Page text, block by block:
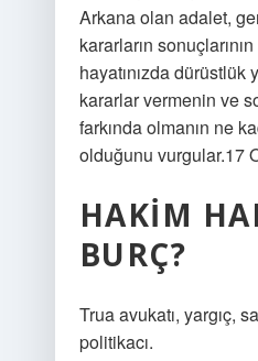
Arkana olan adalet,
kararların
hayatınızda dürüstlük
kararlar vermenin ve
farkında olmanın ne
olduğunu vurgular.17
HAKIM
BURÇ?
Trua avukatı, yargıç,
politikacı.